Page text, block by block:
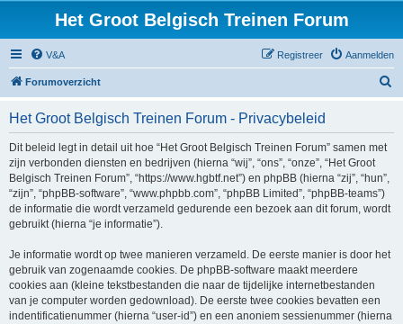
Het Groot Belgisch Treinen Forum
V&A Aanmelden
Registreer
Forumoverzicht
Het Groot Belgisch Treinen Forum - Privacybeleid
Dit beleid legt in detail uit hoe “Het Groot Belgisch Treinen Forum” samen met
zijn verbonden diensten en bedrijven (hierna “wij”, “ons”, “onze”, “Het Groot
Belgisch Treinen Forum”, “https://www.hgbtf.net”) en phpBB (hierna “zij”, “hun”,
“zijn”, “phpBB-software”, “www.phpbb.com”, “phpBB Limited”, “phpBB-teams”)
de informatie die wordt verzameld gedurende een bezoek aan dit forum, wordt
gebruikt (hierna “je informatie”).
Je informatie wordt op twee manieren verzameld. De eerste manier is door het
gebruik van zogenaamde cookies. De phpBB-software maakt meerdere
cookies aan (kleine tekstbestanden die naar de tijdelijke internetbestanden
van je computer worden gedownload). De eerste twee cookies bevatten een
indentificatienummer (hierna “user-id”) en een anoniem sessienummer (hierna